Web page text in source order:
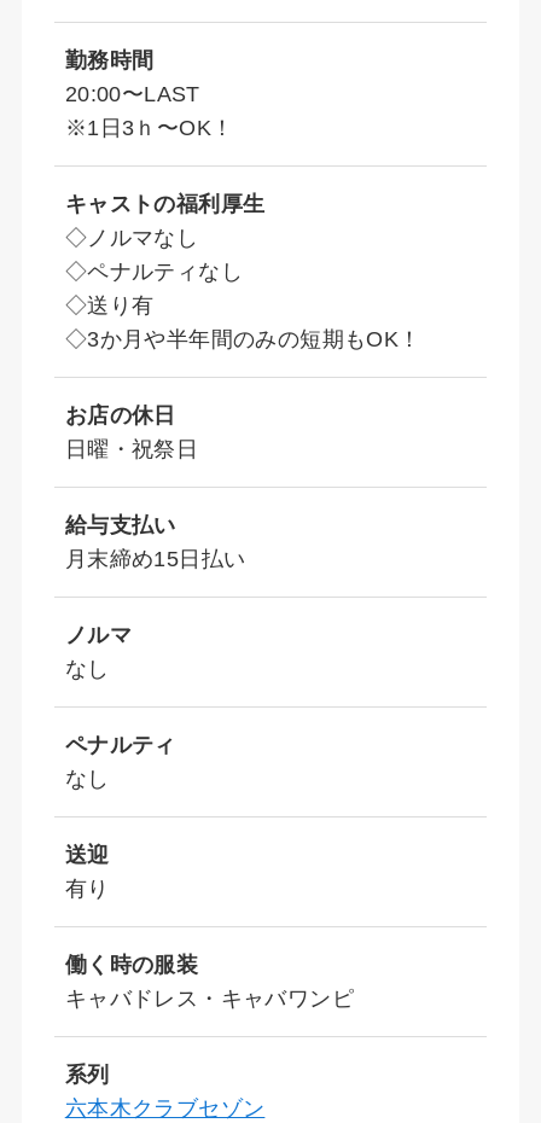
勤務時間
20:00〜LAST
※1日3ｈ〜OK！
キャストの福利厚生
◇ノルマなし
◇ペナルティなし
◇送り有
◇3か月や半年間のみの短期もOK！
お店の休日
日曜・祝祭日
給与支払い
月末締め15日払い
ノルマ
なし
ペナルティ
なし
送迎
有り
働く時の服装
キャバドレス・キャバワンピ
系列
六本木クラブセゾン